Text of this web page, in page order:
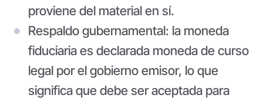
proviene del material en sí.
Respaldo gubernamental: la moneda
fiduciaria es declarada moneda de curso
legal por el gobierno emisor, lo que
significa que debe ser aceptada para